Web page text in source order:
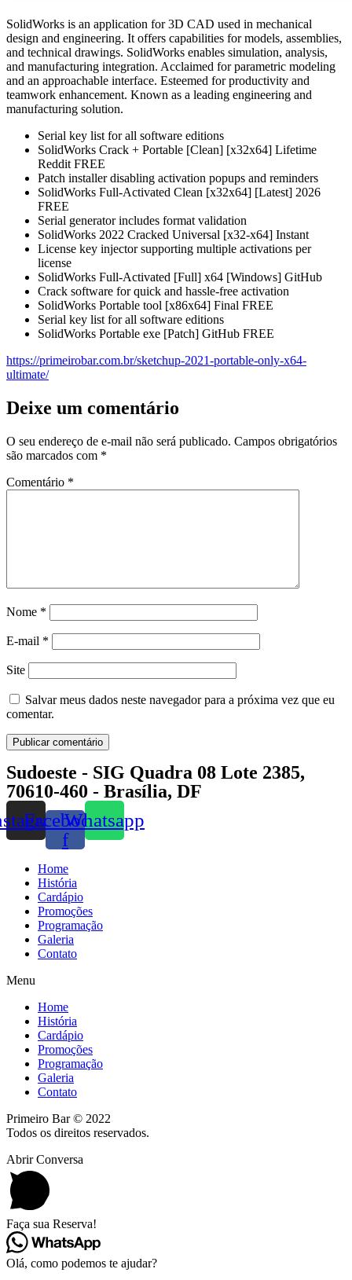
SolidWorks is an application for 3D CAD used in mechanical
design and engineering. It offers capabilities for models, assemblies,
and technical drawings. SolidWorks enables simulation, analysis,
and manufacturing integration. Acclaimed for parametric modeling
and an approachable interface. Esteemed for productivity and
teamwork enhancement. Known as a leading engineering and
manufacturing solution.
Serial key list for all software editions
SolidWorks Crack + Portable [Clean] [x32x64] Lifetime
Reddit FREE
Patch installer disabling activation popups and reminders
SolidWorks Full-Activated Clean [x32x64] [Latest] 2026
FREE
Serial generator includes format validation
SolidWorks 2022 Cracked Universal [x32-x64] Instant
License key injector supporting multiple activations per
license
SolidWorks Full-Activated [Full] x64 [Windows] GitHub
Crack software for quick and hassle-free activation
SolidWorks Portable tool [x86x64] Final FREE
Serial key list for all software editions
SolidWorks Portable exe [Patch] GitHub FREE
https://primeirobar.com.br/sketchup-2021-portable-only-x64-
ultimate/
Deixe um comentário
O seu endereço de e-mail não será publicado. Campos obrigatórios
são marcados com *
Comentário *
Nome *
E-mail *
Site
Salvar meus dados neste navegador para a próxima vez que eu
comentar.
Sudoeste - SIG Quadra 08 Lote 2385,
70610-460 - Brasília, DF
Facebook-
f
Whatsapp
Home
História
Cardápio
Promoções
Programação
Galeria
Contato
Menu
Home
História
Cardápio
Promoções
Programação
Galeria
Contato
Primeiro Bar © 2022
Todos os direitos reservados.
Abrir Conversa
Faça sua Reserva!
Olá, como podemos te ajudar?